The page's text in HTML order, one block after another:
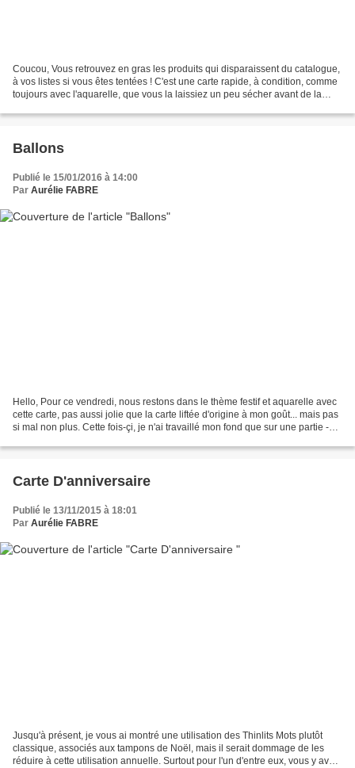
Coucou, Vous retrouvez en gras les produits qui disparaissent du catalogue,
à vos listes si vous êtes tentées ! C'est une carte rapide, à condition, comme
toujours avec l'aquarelle, que vous la laissiez un peu sécher avant de la
Ballons
Publié le 15/01/2016 à 14:00
Par Aurélie FABRE
Hello, Pour ce vendredi, nous restons dans le thème festif et aquarelle avec
cette carte, pas aussi jolie que la carte liftée d'origine à mon goût... mais pas
si mal non plus. Cette fois-çi, je n'ai travaillé mon fond que sur une partie -
Carte D'anniversaire
Publié le 13/11/2015 à 18:01
Par Aurélie FABRE
Jusqu'à présent, je vous ai montré une utilisation des Thinlits Mots plutôt
classique, associés aux tampons de Noël, mais il serait dommage de les
réduire à cette utilisation annuelle. Surtout pour l'un d'entre eux, vous y avez